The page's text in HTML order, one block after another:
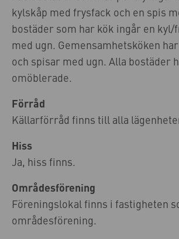
kylskåp med frysfack och en spis
bostäder som har kök ingår en kyl/
med ugn. Gemensamhetsköken
och spisar med ugn. Alla bostäder
omöblerade.
Förråd
Källarförråd finns till alla
Hiss
Ja, hiss finns.
Områdesförening
Föreningslokal finns i fastigheten
områdesförening.